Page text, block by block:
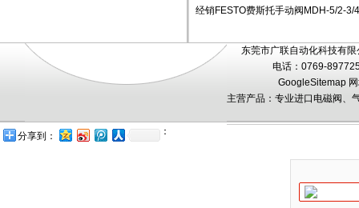
经销FESTO费斯托手动阀MDH-5/2-3/
东莞市广联自动化科技有
电话：0769-
GoogleSitemap
主营产品：专业进口电磁阀、
：
分享到：